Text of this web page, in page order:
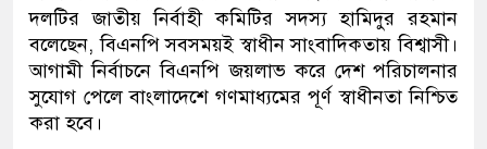
দলটির জাতীয় নির্বাহী কমিটির সদস্য হামিদুর রহমান
বলেছেন, বিএনপি সবসময়ই স্বাধীন সাংবাদিকতায় বিশ্বাসী।
আগামী নির্বাচনে বিএনপি জয়লাভ করে দেশ পরিচালনার
সুযোগ পেলে বাংলাদেশে গণমাধ্যমের পূর্ণ স্বাধীনতা নিশ্চিত
করা হবে।